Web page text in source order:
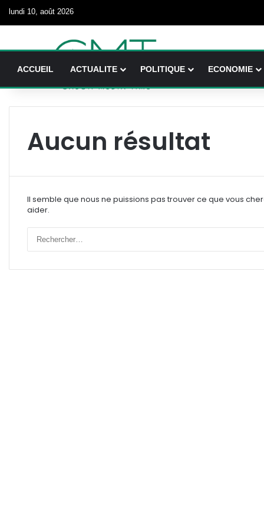
lundi 10, août 2026
ACCUEIL ACTUALITE POLITIQUE ECONOMIE
Aucun résultat
Il semble que nous ne puissions pas trouver ce que vous
aider.